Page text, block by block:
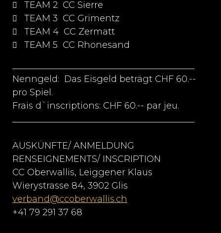
TEAM 2 CC Sierre
TEAM 3 CC Grimentz
TEAM 4 CC Zermatt
TEAM 5 CC Rhonesand
Nenngeld: Das Eisgeld beträgt CHF 60.--
pro Spiel.
Frais d`inscriptions: CHF 60.-- par jeu.
AUSKÜNFTE/ ANMELDUNG
RENSEIGNEMENTS/ INSCRIPTION
CC Oberwallis, Leiggener Klaus
Wierystrasse 84, 3902 Glis
verband@ccoberwallis.ch
+41 79 291 37 68